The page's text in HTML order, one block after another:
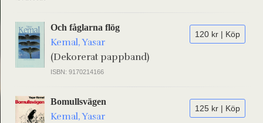
120 kr | Köp
Och fåglarna flög
Kemal, Yasar
(Dekorerat pappband)
ISBN: 9170214166
125 kr | Köp
Bomullsvägen
Kemal, Yasar